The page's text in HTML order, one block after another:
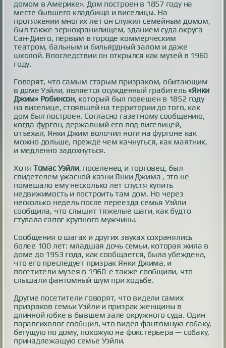
домом в Америке». Дом построен в 1857 году на
месте бывшего кладбища и виселицы. На
протяжении многих лет он служил семейным домом,
был также зернохранилищем, зданием суда округа
Сан-Диего, первым в городе коммерческим
театром, бальным и бильярдный залом и даже
школой. Впоследствии он открылся как музей в 1960
году.
Говорят, что самым старым призраком, обитающим
в доме Уэйли, является осужденный грабитель«Янки
Джим» Робинсон, который был повешен в 1852 году
на виселице, стоявшей на территории до того, как
дом был построен. Согласно газетному сообщению,
когда фургон, державший его под виселицей,
отъехал, Янки Джим волочил ноги на фургоне как
можно дольше, прежде чем качнуться, как маятник,
и медленно задохнуться.
Хотя Томас Уэйли, поселенец и торговец, был
свидетелем ужасной казни Янки Джима , это не
помешало ему несколько лет спустя купить
недвижимость и построить там дом. Но через
несколько недель после переезда семья Уэйли
сообщила, что слышит тяжелые шаги, как будто
ступала сапог крупного мужчины.
Сообщения о шагах и других звуках сохранялись
более 100 лет: младшая дочь семьи, которая жила в
доме до 1953 года, как сообщается, была убеждена,
что его преследует призрак Янки Джима, и
посетители музея в 1960-е также сообщили, что
слышали фантомный шум при ходьбе.
Другие посетители говорят, что видели самих
призраков семьи Уэйли и призрак женщины в
длинной юбке в бывшем зале окружного суда. Один
парапсихолог сообщил, что видел фантомную собаку,
бегущую по дому, похожую на фокстерьера — собаку,
принадлежащую семье Уэйли.